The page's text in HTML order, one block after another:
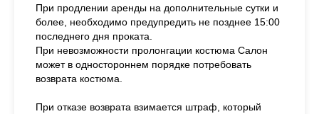
При продлении аренды на дополнительные сутки и
более, необходимо предупредить не позднее 15:00
последнего дня проката.
При невозможности пролонгации костюма Салон
может в одностороннем порядке потребовать
возврата костюма.
При отказе возврата взимается штраф, который